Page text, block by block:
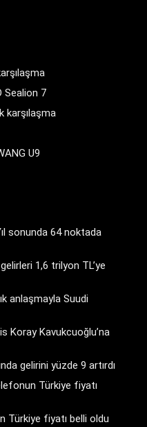
Sealion 7
karşılaşma
U9
sonunda 64 noktada
1,6 trilyon TL’ye
anlaşmayla Suudi
Koray Kavukcuoğlu’na
gelirini yüzde 9 artırdı
Türkiye fiyatı
Türkiye fiyatı belli oldu